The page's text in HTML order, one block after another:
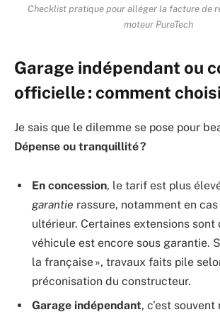
Checklist pratique pour alléger la facture de
moteur PureTech
Garage indépendant ou
officielle : comment
Je sais que le dilemme se pose pour
Dépense ou tranquillité ?
En concession, le tarif est plus
garantie rassure, notamment en
ultérieur. Certaines extensions
véhicule est encore sous garantie.
la française », travaux faits pile
préconisation du constructeur.
Garage indépendant, c’est